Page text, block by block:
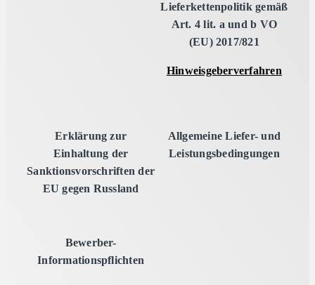
Lieferkettenpolitik gemäß
Art. 4 lit. a und b VO
(EU) 2017/821
Hinweisgeberverfahren
Erklärung zur
Einhaltung der
Sanktionsvorschriften der
EU gegen Russland
Allgemeine Liefer- und
Leistungsbedingungen
Bewerber-
Informationspflichten